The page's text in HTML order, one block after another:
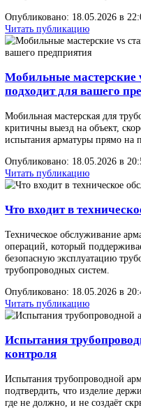
Техническое
Техническое обслуживание
Опубликовано: 18.05.2026 в
Читать публикацию
подходит для вашего
Мобильная мастерская для
критичны выезд на объект,
испытания арматуры прямо
Опубликовано: 18.05.2026 в
Читать публикацию
Что входит в
Техническое
операций, который
безопасную эксплуатацию